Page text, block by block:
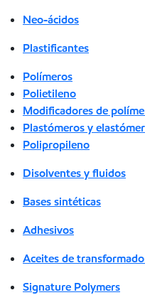
Neo-ácidos
Plastificantes
Polímeros
Polietileno
Modificadores de
Plastómeros y
Polipropileno
Disolventes y fluidos
Bases sintéticas
Adhesivos
Aceites de
Signature Polymers